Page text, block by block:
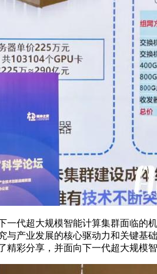
超大规模智能计算集群面临的
产业发展的核心驱动力和关键基
彩分享，并面向下一代超大规模